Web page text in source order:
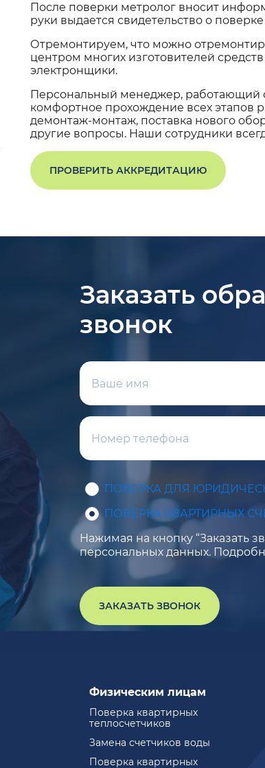
После поверки метролог вносит
руки выдается свидетельство о
Отремонтируем, что можно
центром многих изготовителей
электронщики.
Персональный менеджер, работающий
комфортное прохождение всех этапов
демонтаж-монтаж, поставка нового
другие вопросы. Наши сотрудники
ПРОВЕРИТЬ АККРЕДИТАЦИЮ
Заказать
звонок
ПОВЕРКА ДЛЯ
ПОВЕРКА КВАРТИРНЫХ
Нажимая на кнопку “Заказать
персональных данных.
ЗАКАЗАТЬ ЗВОНОК
Физическим лицам
Поверка квартирных
теплосчетчиков
Замена счетчиков воды
Поверка квартирных